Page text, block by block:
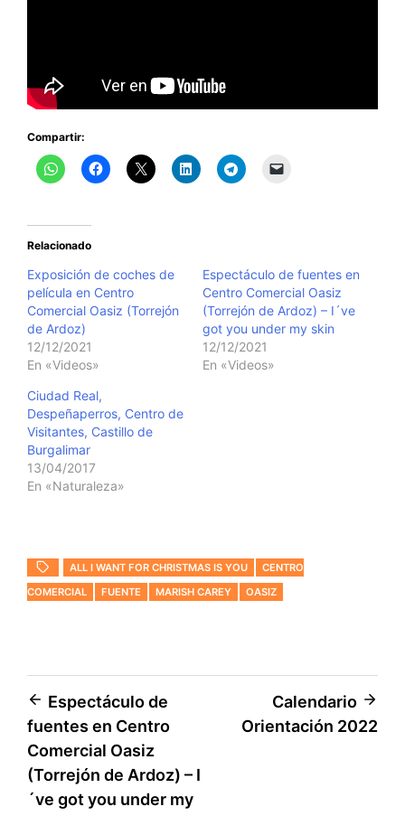
Compartir:
Relacionado
Exposición de coches de
película en Centro
Comercial Oasiz (Torrejón
de Ardoz)
12/12/2021
En «Videos»
Espectáculo de fuentes en
Centro Comercial Oasiz
(Torrejón de Ardoz) – I´ve
got you under my skin
12/12/2021
En «Videos»
Ciudad Real,
Despeñaperros, Centro de
Visitantes, Castillo de
Burgalimar
13/04/2017
En «Naturaleza»
ALL I WANT FOR CHRISTMAS IS YOU
CENTRO
COMERCIAL
FUENTE MARISH CAREY OASIZ
Navegación
de
entradas
Espectáculo de
fuentes en Centro
Comercial Oasiz
(Torrejón de Ardoz) – I
´ve got you under my
Calendario
Orientación 2022